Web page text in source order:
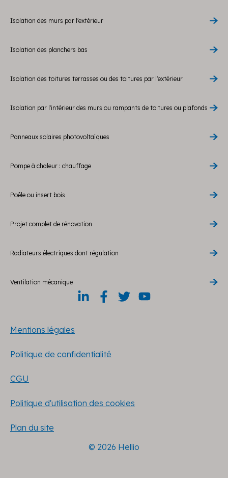
Isolation des murs par l'extérieur
Isolation des planchers bas
Isolation des toitures terrasses ou des toitures par l'extérieur
Isolation par l'intérieur des murs ou rampants de toitures ou plafonds
Panneaux solaires photovoltaïques
Pompe à chaleur : chauffage
Poêle ou insert bois
Projet complet de rénovation
Radiateurs électriques dont régulation
Ventilation mécanique
Mentions légales
Politique de confidentialité
CGU
Politique d'utilisation des cookies
Plan du site
© 2026 Hellio